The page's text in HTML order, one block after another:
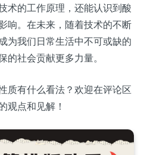
术的工作原理，还能认识到酸
响。在未来，随着技术的不断
为我们日常生活中不可或缺的
的社会贡献更多力量。
质有什么看法？欢迎在评论区
观点和见解！